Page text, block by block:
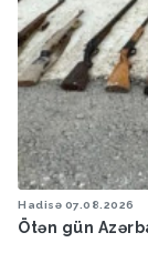
Hadisə 07.08.2026
Ötən gün